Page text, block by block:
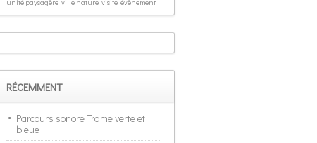
unité paysagère ville nature visite évènement
RÉCEMMENT
Parcours sonore Trame verte et
bleue